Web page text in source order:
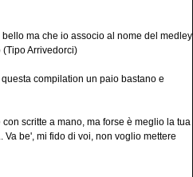
ma che io associo al nome del medley
Arrivedorci)
compilation un paio bastano e
scritte a mano, ma forse è meglio la tua
be', mi fido di voi, non voglio mettere